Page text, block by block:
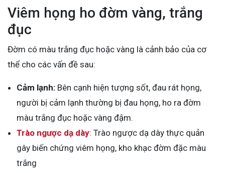
Viêm họng ho đờm vàng, trắng
đục
Đờm có màu trắng đục hoặc vàng là cảnh bảo của cơ
thể cho các vấn đề sau:
Cảm lạnh: Bên cạnh hiện tượng sốt, đau rát họng,
người bị cảm lạnh thường bị đau họng, ho ra đờm
màu trắng đục hoặc vàng đậm.
Trào ngược dạ dày: Trào ngược dạ dày thực quản
gây biến chứng viêm họng, kho khạc đờm đặc màu
trắng